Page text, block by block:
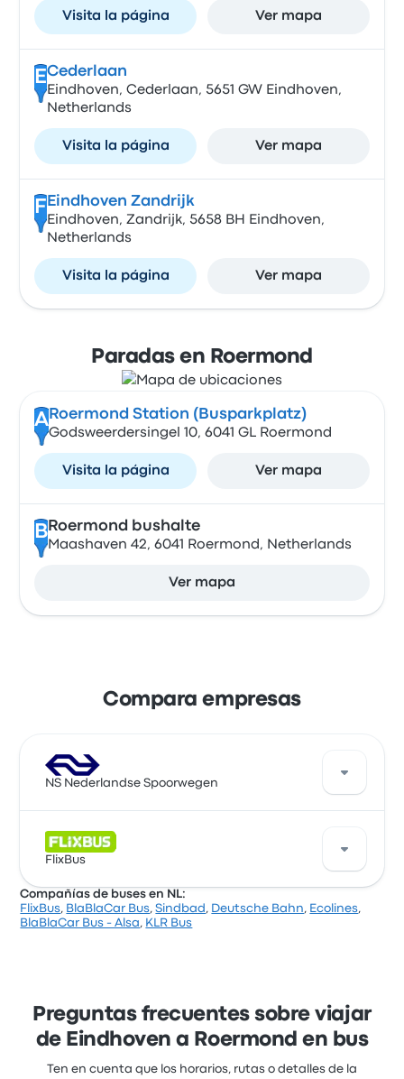
Visita la página Ver mapa
ECederlaan
Eindhoven, Cederlaan, 5651 GW Eindhoven,
Netherlands
Visita la página Ver mapa
F Eindhoven Zandrijk
Eindhoven, Zandrijk, 5658 BH Eindhoven,
Netherlands
Visita la página Ver mapa
Paradas en Roermond
A Roermond Station (Busparkplatz)
Godsweerdersingel 10, 6041 GL Roermond
Visita la página Ver mapa
B Roermond bushalte
Maashaven 42, 6041 Roermond, Netherlands
Ver mapa
Compara empresas
NS Nederlandse Spoorwegen
Una buena manera de viajar en esta ruta es con NS
Nederlandse Spoorwegen. La empresa ofrece 18
$ 46.625 y el viaje más corto que realiza dura
alrededor de 1 hora 5 minutos. NS Nederlandse
Spoorwegen te lleva a donde quieres ir por un precio
FlixBus
FlixBus ofrece 6 salidas diarias y puedes encontrar
Compañías de buses en NL:
FlixBus, BlaBlaCar Bus,Sindbad , Deutsche Bahn, Ecolines,
BlaBlaCar Bus - Alsa, KLR Bus
Preguntas frecuentes sobre viajar
de Eindhoven a Roermond en bus
Ten en cuenta que los horarios, rutas o detalles de la